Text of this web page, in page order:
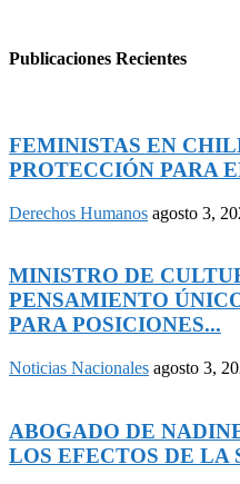
Publicaciones Recientes
FEMINISTAS EN
PROTECCIÓN PARA
Derechos Humanos agosto 3,
MINISTRO DE
PENSAMIENTO
PARA POSICIONES...
Noticias Nacionales agosto 3,
ABOGADO DE
LOS EFECTOS DE LA